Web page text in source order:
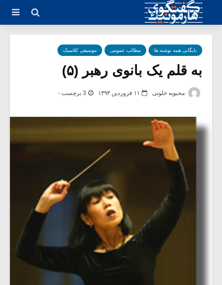
بایگانی همه نوشته ها مطالب عمومی موسیقی کلاسیک
به قلم یک بانوی رهبر (۵)
محبوبه خلوتی ۱۱ فروردین ۱۳۹۳ 3 برچسب -